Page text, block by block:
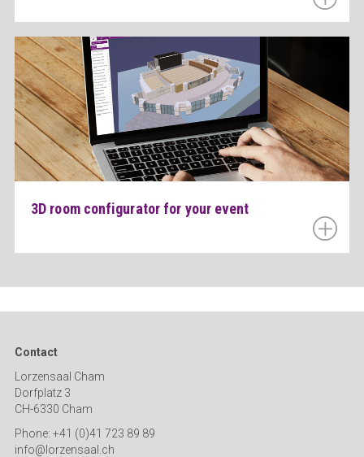
3D room configurator for your event
Contact
Lorzensaal Cham
Dorfplatz 3
CH-6330 Cham
Phone: +41 (0)41 723 89 89
info@lorzensaal.ch